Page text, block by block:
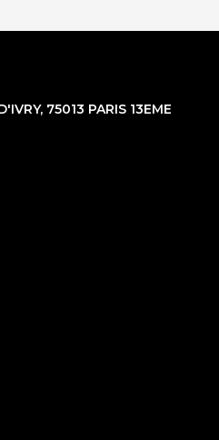
75013 PARIS 13EME